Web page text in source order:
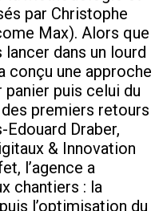
par Christophe
Max). Alors que
dans un lourd
conçu une approche
panier puis celui du
premiers retours
Edouard Draber,
& Innovation
l’agence a
chantiers : la
l’optimisation du